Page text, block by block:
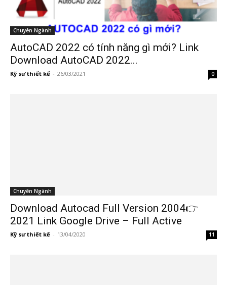
Chuyên Ngành
AutoCAD 2022 có tính năng gì mới? Link
Download AutoCAD 2022...
Kỹ sư thiết kế - 26/03/2021 0
Chuyên Ngành
Download Autocad Full Version 2004👉
2021 Link Google Drive – Full Active
Kỹ sư thiết kế - 13/04/2020 11